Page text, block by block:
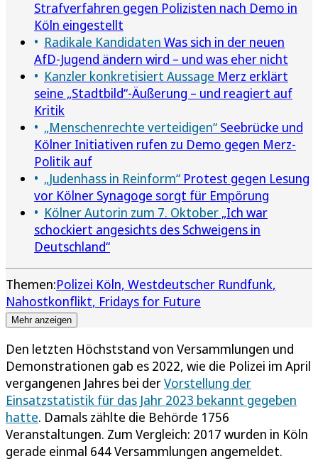
Strafverfahren gegen Polizisten nach Demo in
Köln eingestellt
Radikale Kandidaten Was sich in der neuen
AfD-Jugend ändern wird – und was eher nicht
Kanzler konkretisiert Aussage Merz erklärt
seine „Stadtbild“-Äußerung – und reagiert auf
Kritik
„Menschenrechte verteidigen“ Seebrücke und
Kölner Initiativen rufen zu Demo gegen Merz-
Politik auf
„Judenhass in Reinform“ Protest gegen Lesung
vor Kölner Synagoge sorgt für Empörung
Kölner Autorin zum 7. Oktober „Ich war
schockiert angesichts des Schweigens in
Deutschland“
Themen:Polizei Köln Westdeutscher Rundfunk
Nahostkonflikt Fridays for Future
Mehr anzeigen
Den letzten Höchststand von Versammlungen und
Demonstrationen gab es 2022, wie die Polizei im April
vergangenen Jahres bei derVorstellung der
Einsatzstatistik für das Jahr 2023 bekannt gegeben
hatte. Damals zählte die Behörde 1756
Veranstaltungen. Zum Vergleich: 2017 wurden in Köln
gerade einmal 644 Versammlungen angemeldet.